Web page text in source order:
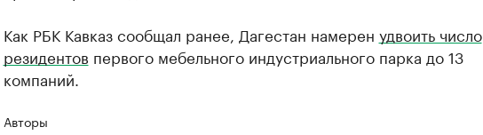
Как РБК Кавказ сообщал ранее, Дагестан намерен удвоить число
резидентов первого мебельного индустриального парка до 13
компаний.
Авторы